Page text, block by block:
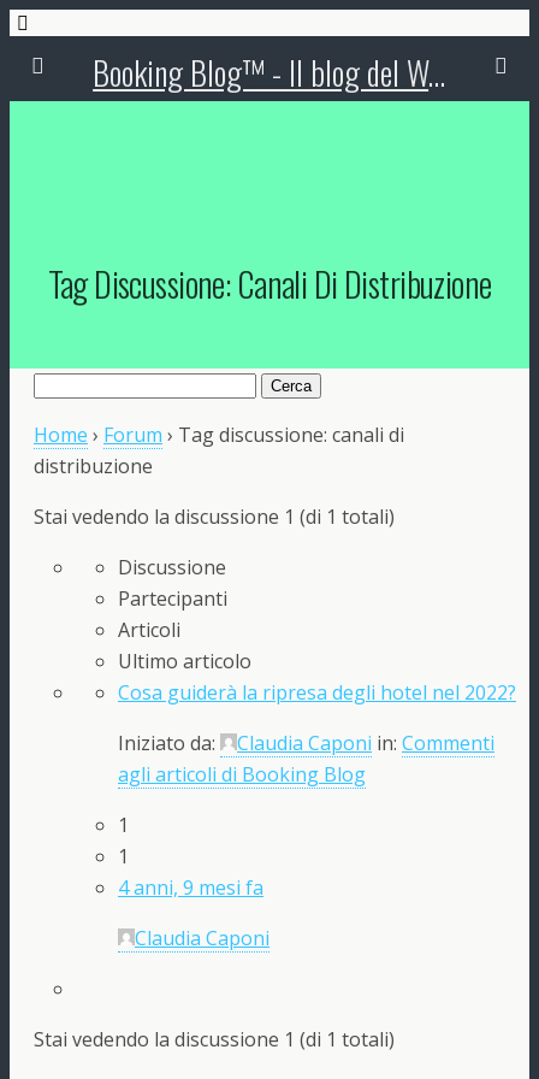
Booking Blog™ - Il blog del Web Marketing Turistico
Tag Discussione: Canali Di Distribuzione
Ricerca
Home › Forum › Tag discussione: canali di
distribuzione
Stai vedendo la discussione 1 (di 1 totali)
Discussione
Partecipanti
Articoli
Ultimo articolo
Cosa guiderà la ripresa degli hotel nel 2022?
Iniziato da:
Claudia Caponi in: Commenti
agli articoli di Booking Blog
1
1
4 anni, 9 mesi fa
Claudia Caponi
Stai vedendo la discussione 1 (di 1 totali)